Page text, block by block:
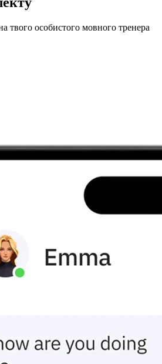
твого особистого мовного тренера